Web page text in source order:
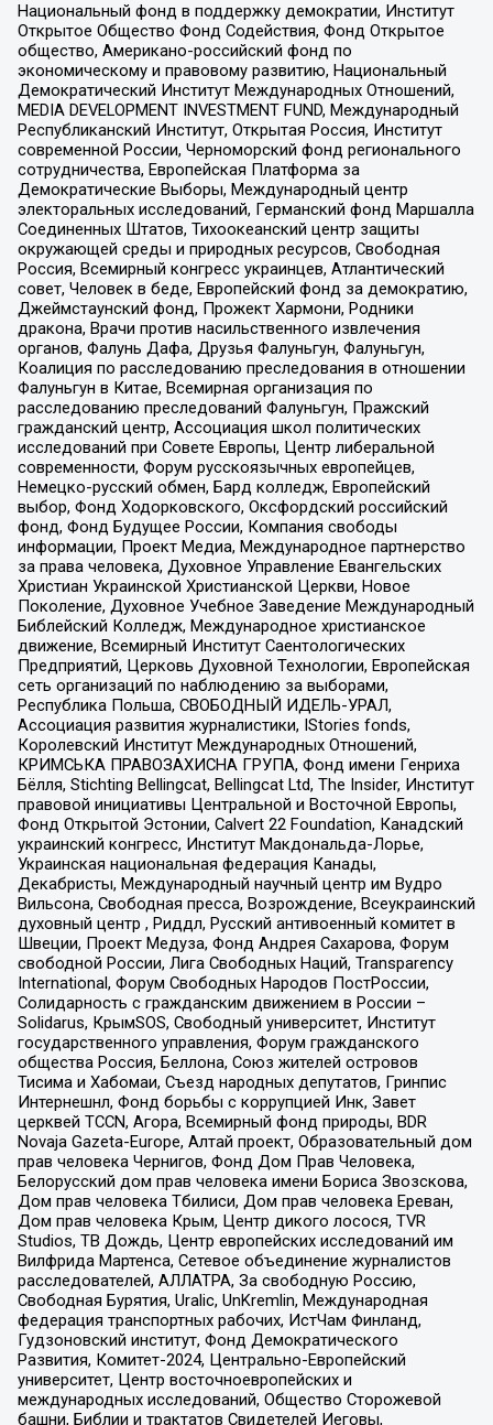
Национальный фонд в поддержку демократии, Институт
Открытое Общество Фонд Содействия, Фонд Открытое
общество, Американо-российский фонд по
экономическому и правовому развитию, Национальный
Демократический Институт Международных Отношений,
MEDIA DEVELOPMENT INVESTMENT FUND, Международный
Республиканский Институт, Открытая Россия, Институт
современной России, Черноморский фонд регионального
сотрудничества, Европейская Платформа за
Демократические Выборы, Международный центр
электоральных исследований, Германский фонд Маршалла
Соединенных Штатов, Тихоокеанский центр защиты
окружающей среды и природных ресурсов, Свободная
Россия, Всемирный конгресс украинцев, Атлантический
совет, Человек в беде, Европейский фонд за демократию,
Джеймстаунский фонд, Прожект Хармони, Родники
дракона, Врачи против насильственного извлечения
органов, Фалунь Дафа, Друзья Фалуньгун, Фалуньгун,
Коалиция по расследованию преследования в отношении
Фалуньгун в Китае, Всемирная организация по
расследованию преследований Фалуньгун, Пражский
гражданский центр, Ассоциация школ политических
исследований при Совете Европы, Центр либеральной
современности, Форум русскоязычных европейцев,
Немецко-русский обмен, Бард колледж, Европейский
выбор, Фонд Ходорковского, Оксфордский российский
фонд, Фонд Будущее России, Компания свободы
информации, Проект Медиа, Международное партнерство
за права человека, Духовное Управление Евангельских
Христиан Украинской Христианской Церкви, Новое
Поколение, Духовное Учебное Заведение Международный
Библейский Колледж, Международное христианское
движение, Всемирный Институт Саентологических
Предприятий, Церковь Духовной Технологии, Европейская
сеть организаций по наблюдению за выборами,
Республика Польша, СВОБОДНЫЙ ИДЕЛЬ-УРАЛ,
Ассоциация развития журналистики, IStories fonds,
Королевский Институт Международных Отношений,
КРИМСЬКА ПРАВОЗАХИСНА ГРУПА, Фонд имени Генриха
Бёлля, Stichting Bellingcat, Bellingcat Ltd, The Insider, Институт
правовой инициативы Центральной и Восточной Европы,
Фонд Открытой Эстонии, Calvert 22 Foundation, Канадский
украинский конгресс, Институт Макдональда-Лорье,
Украинская национальная федерация Канады,
Декабристы, Международный научный центр им Вудро
Вильсона, Свободная пресса, Возрождение, Всеукраинский
духовный центр , Риддл, Русский антивоенный комитет в
Швеции, Проект Медуза, Фонд Андрея Сахарова, Форум
свободной России, Лига Свободных Наций, Transparеncy
International, Форум Свободных Народов ПостРоссии,
Солидарность с гражданским движением в России –
Solidarus, КрымSOS, Свободный университет, Институт
государственного управления, Форум гражданского
общества Россия, Беллона, Союз жителей островов
Тисима и Хабомаи, Съезд народных депутатов, Гринпис
Интернешнл, Фонд борьбы с коррупцией Инк, Завет
церквей TCCN, Агора, Всемирный фонд природы, BDR
Novaja Gazeta-Europe, Алтай проект, Образовательный дом
прав человека Чернигов, Фонд Дом Прав Человека,
Белорусский дом прав человека имени Бориса Звозскова,
Дом прав человека Тбилиси, Дом прав человека Ереван,
Дом прав человека Крым, Центр дикого лосося, TVR
Studios, ТВ Дождь, Центр европейских исследований им
Вилфрида Мартенса, Сетевое объединение журналистов
расследователей, АЛЛАТРА, За свободную Россию,
Свободная Бурятия, Uralic, UnKremlin, Международная
федерация транспортных рабочих, ИстЧам Финланд,
Гудзоновский институт, Фонд Демократического
Развития, Комитет-2024, Центрально-Европейский
университет, Центр восточноевропейских и
международных исследований, Общество Сторожевой
башни, Библии и трактатов Свидетелей Иеговы,